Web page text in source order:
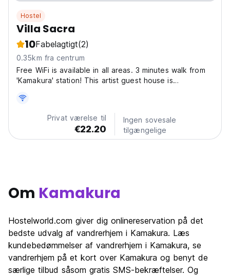
Hostel
Villa Sacra
10Fabelagtigt(2)
0.35km fra centrum
Free WiFi is available in all areas. 3 minutes walk from
'Kamakura' station! This artist guest house is
old folk house said to be over 80 years old was
renovated and created with the participation of four...
Privat værelse til
€22.20
Ingen sovesale
tilgængelige
Om Kamakura
Hostelworld.com giver dig onlinereservation på det
bedste udvalg af vandrerhjem i Kamakura. Læs
kundebedømmelser af vandrerhjem i Kamakura, se
vandrerhjem på et kort over Kamakura og benyt de
særlige tilbud såsom gratis SMS-bekræftelser. Og